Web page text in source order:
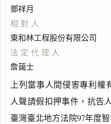
鄧祥月
相對人
東和林工程股份有限公司
法定代理人
詹藹士
上列當事人間侵害專利權
人聲請假扣押事件，抗告
臺灣臺北地方法院97年度